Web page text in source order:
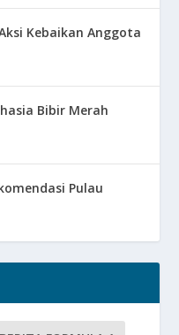
Kebaikan Anggota
Bibir Merah
Pulau